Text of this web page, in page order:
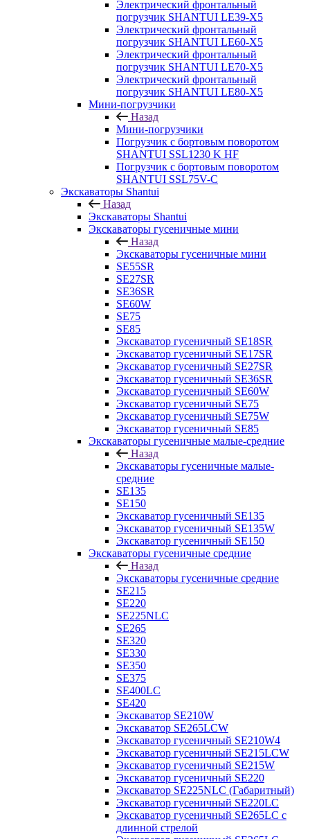
Электрический фронтальный
погрузчик SHANTUI LE39-X5
Электрический фронтальный
погрузчик SHANTUI LE60-X5
Электрический фронтальный
погрузчик SHANTUI LE70-X5
Электрический фронтальный
погрузчик SHANTUI LE80-X5
Мини-погрузчики
Назад
Мини-погрузчики
Погрузчик с бортовым поворотом
SHANTUI SSL1230 K HF
Погрузчик с бортовым поворотом
SHANTUI SSL75V-C
Экскаваторы Shantui
Назад
Экскаваторы Shantui
Экскаваторы гусеничные мини
Назад
Экскаваторы гусеничные мини
SE55SR
SE27SR
SE36SR
SE60W
SE75
SE85
Экскаватор гусеничный SE18SR
Экскаватор гусеничный SE17SR
Экскаватор гусеничный SE27SR
Экскаватор гусеничный SE36SR
Экскаватор гусеничный SE60W
Экскаватор гусеничный SE75
Экскаватор гусеничный SE75W
Экскаватор гусеничный SE85
Экскаваторы гусеничные малые-средние
Назад
Экскаваторы гусеничные малые-
средние
SE135
SE150
Экскаватор гусеничный SE135
Экскаватор гусеничный SE135W
Экскаватор гусеничный SE150
Экскаваторы гусеничные средние
Назад
Экскаваторы гусеничные средние
SE215
SE220
SE225NLC
SE265
SE320
SE330
SE350
SE375
SE400LC
SE420
Экскаватор SE210W
Экскаватор SE265LCW
Экскаватор гусеничный SE210W4
Экскаватор гусеничный SE215LCW
Экскаватор гусеничный SE215W
Экскаватор гусеничный SE220
Экскаватор SE225NLC (Габаритный)
Экскаватор гусеничный SE220LC
Экскаватор гусеничный SE265LC с
длинной стрелой